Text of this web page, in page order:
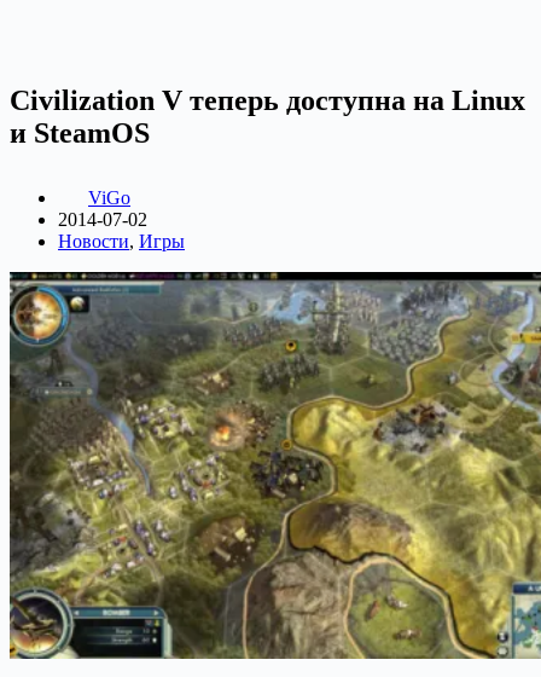
Civilization V теперь доступна на Linux
и SteamOS
ViGo
2014-07-02
Новости, Игры